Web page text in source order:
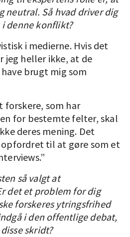
neutral. Så hvad driver dig
denne konflikt?
i medierne. Hvis det
heller ikke, at de
brugt mig som
forskere, som har
for bestemte felter, skal
deres mening. Det
til at gøre som et
så valgt at
det et problem for dig
forskeres ytringsfrihed
i den offentlige debat,
skridt?